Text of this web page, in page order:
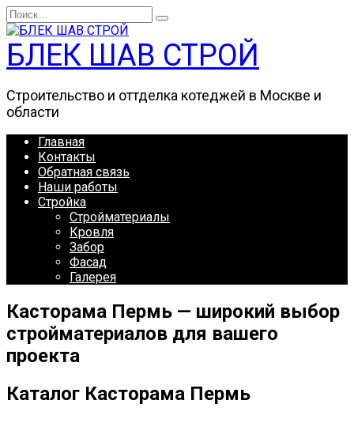
Перейти
к
содержанию
Search
for:
БЛЕК ШАВ СТРОЙ
Строительство и оттделка котеджей в Москве и
области
Главная
Контакты
Обратная связь
Наши работы
Стройка
Стройматериалы
Кровля
Забор
Фасад
Галерея
Касторама Пермь — широкий выбор
стройматериалов для вашего
проекта
Каталог Касторама Пермь